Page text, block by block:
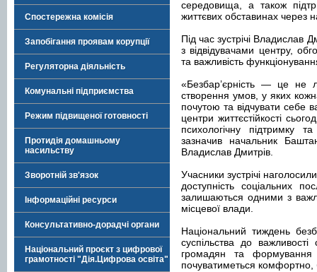
Спостережна комісія
Запобігання проявам корупції
Регуляторна діяльність
Комунальні підприємства
Режим підвищеної готовності
Протидія домашньому
насильству
Зворотній зв'язок
Інформаційні ресурси
Консультативно-дорадчі органи
Національний проєкт з цифрової
грамотності "Дія.Цифрова освіта"
середовища, а також
життєвих обставинах через
Під час зустрічі Владислав
з відвідувачами центру,
та важливість
«Безбар’єрність — це не
створення умов, у яких
почутою та відчувати себе
центри життєстійкості
психологічну підтримку
зазначив начальник
Владислав Дмитрів.
Учасники зустрічі
доступність соціальних
залишаються одними з
місцевої влади.
Національний тиждень
суспільства до
громадян та
почуватиметься комфортно,